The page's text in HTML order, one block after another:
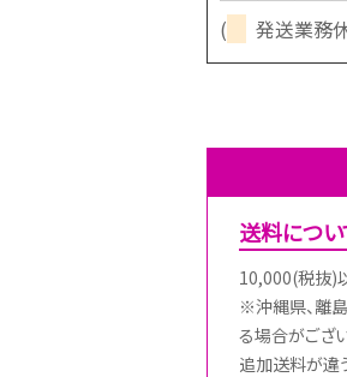
(
発送業務
送料につい
10,000(税抜)
※沖縄県、離
る場合がござ
追加送料が違